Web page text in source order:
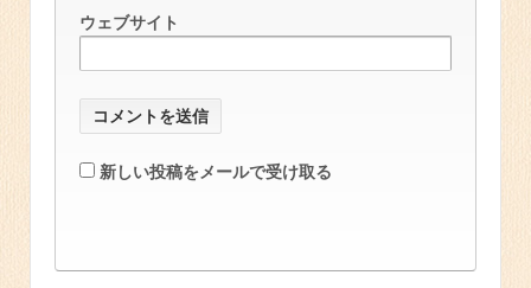
ウェブサイト
新しい投稿をメールで受け取る